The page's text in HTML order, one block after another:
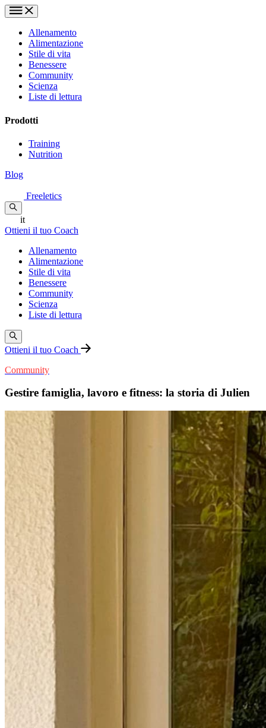
Allenamento
Alimentazione
Stile di vita
Benessere
Community
Scienza
Liste di lettura
Prodotti
Training
Nutrition
Blog
Freeletics
it
Ottieni il tuo Coach
Allenamento
Alimentazione
Stile di vita
Benessere
Community
Scienza
Liste di lettura
Ottieni il tuo Coach
Community
Gestire famiglia, lavoro e fitness: la storia di Julien